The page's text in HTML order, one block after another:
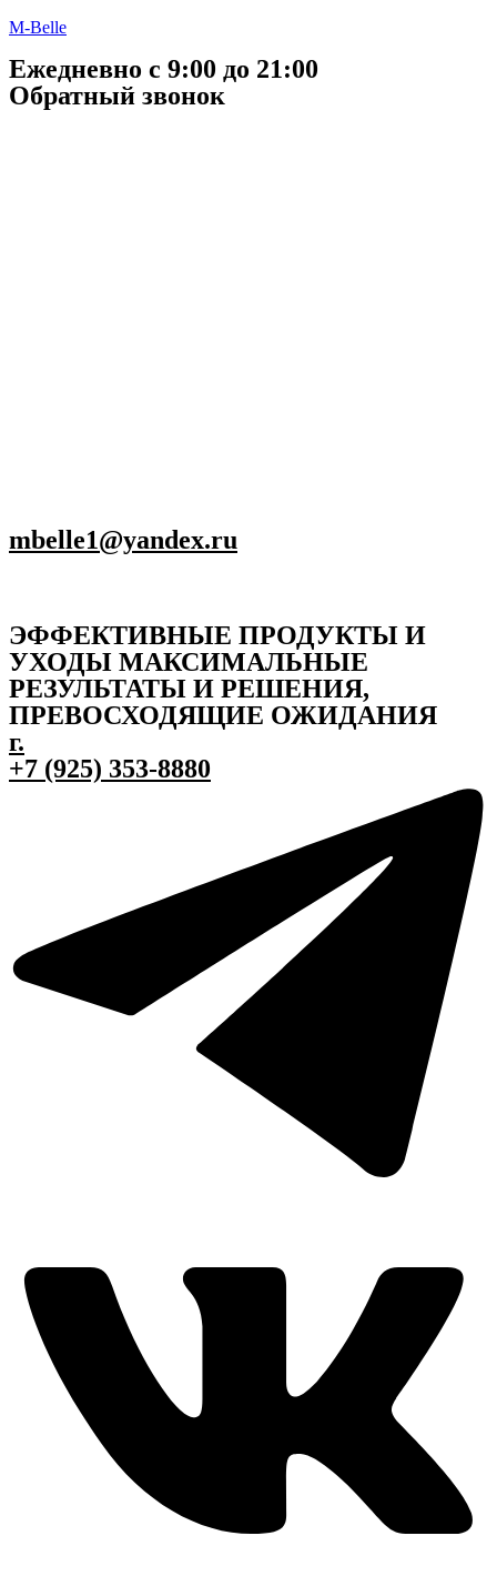
M-Belle
Ежедневно с 9:00 до 21:00
Обратный звонок
mbelle1@yandex.ru
ЭФФЕКТИВНЫЕ ПРОДУКТЫ И
УХОДЫ МАКСИМАЛЬНЫЕ
РЕЗУЛЬТАТЫ И РЕШЕНИЯ,
ПРЕВОСХОДЯЩИЕ ОЖИДАНИЯ
г.
+7 (925) 353-8880